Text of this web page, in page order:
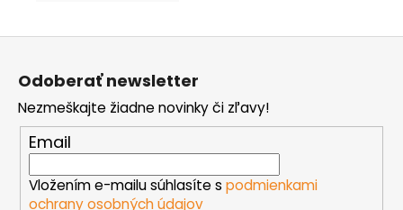
Odoberať newsletter
Nezmeškajte žiadne novinky či zľavy!
Email
Vložením e-mailu súhlasíte s podmienkami
ochrany osobných údajov